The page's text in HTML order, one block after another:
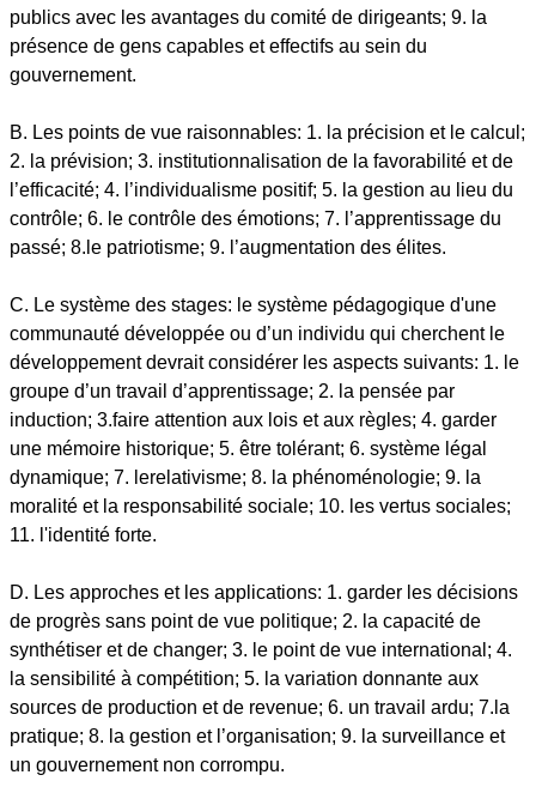
publics avec les avantages du comité de dirigeants; 9. la
présence de gens capables et effectifs au sein du
gouvernement.
B. Les points de vue raisonnables: 1. la précision et le calcul;
2. la prévision; 3. institutionnalisation de la favorabilité et de
l’efficacité; 4. l’individualisme positif; 5. la gestion au lieu du
contrôle; 6. le contrôle des émotions; 7. l’apprentissage du
passé; 8.le patriotisme; 9. l’augmentation des élites.
C. Le système des stages: le système pédagogique d'une
communauté développée ou d’un individu qui cherchent le
développement devrait considérer les aspects suivants: 1. le
groupe d’un travail d’apprentissage; 2. la pensée par
induction; 3.faire attention aux lois et aux règles; 4. garder
une mémoire historique; 5. être tolérant; 6. système légal
dynamique; 7. lerelativisme; 8. la phénoménologie; 9. la
moralité et la responsabilité sociale; 10. les vertus sociales;
11. l'identité forte.
D. Les approches et les applications: 1. garder les décisions
de progrès sans point de vue politique; 2. la capacité de
synthétiser et de changer; 3. le point de vue international; 4.
la sensibilité à compétition; 5. la variation donnante aux
sources de production et de revenue; 6. un travail ardu; 7.la
pratique; 8. la gestion et l’organisation; 9. la surveillance et
un gouvernement non corrompu.